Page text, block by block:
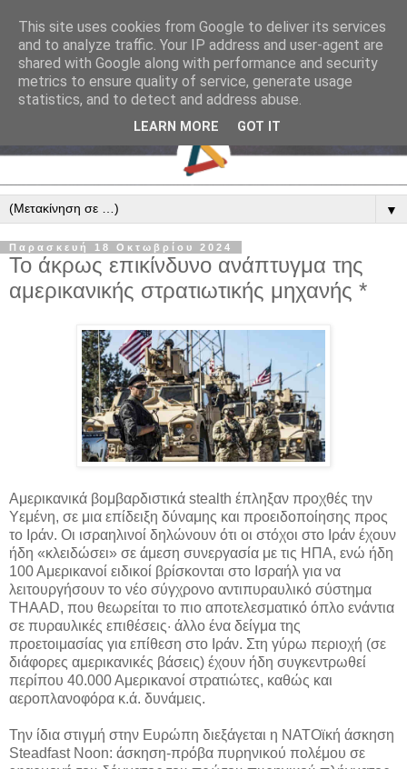
▼
Παρασκευή 18 Οκτωβρίου 2024
Το άκρως επικίνδυνο ανάπτυγμα της
αμερικανικής στρατιωτικής μηχανής *
Αμερικανικά βομβαρδιστικά stealth έπληξαν προχθές την
Υεμένη, σε μια επίδειξη δύναμης και προειδοποίησης προς
το Ιράν. Οι ισραηλινοί δηλώνουν ότι οι στόχοι στο Ιράν έχουν
ήδη «κλειδώσει» σε άμεση συνεργασία με τις ΗΠΑ, ενώ ήδη
100 Αμερικανοί ειδικοί βρίσκονται στο Ισραήλ για να
λειτουργήσουν το νέο σύγχρονο αντιπυραυλικό σύστημα
THAAD, που θεωρείται το πιο αποτελεσματικό όπλο ενάντια
σε πυραυλικές επιθέσεις· άλλο ένα δείγμα της
προετοιμασίας για επίθεση στο Ιράν. Στη γύρω περιοχή (σε
διάφορες αμερικανικές βάσεις) έχουν ήδη συγκεντρωθεί
περίπου 40.000 Αμερικανοί στρατιώτες, καθώς και
αεροπλανοφόρα κ.ά. δυνάμεις.
Την ίδια στιγμή στην Ευρώπη διεξάγεται η ΝΑΤΟϊκή άσκηση
Steadfast Noon: άσκηση-πρόβα πυρηνικού πολέμου σε
This site uses cookies from Google to deliver its services
and to analyze traffic. Your IP address and user-agent are
shared with Google along with performance and security
metrics to ensure quality of service, generate usage
statistics, and to detect and address abuse.
LEARN MORE GOT IT